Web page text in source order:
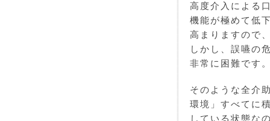
高度介入による
機能が極めて低
高まりますので
しかし、誤嚥の
非常に困難です
そのような全介
環境」すべてに
している状態な